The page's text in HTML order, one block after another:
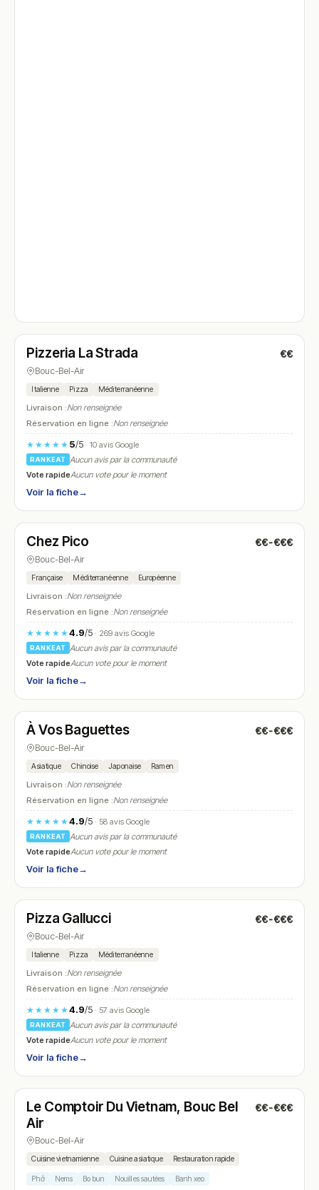
N° 4
Pizzeria La Strada €€
Bouc-Bel-Air
Italienne Pizza Méditerranéenne
Livraison :Non renseignée
Réservation en ligne :Non renseignée
★★★★★ 5/5· 10 avis Google
RANKEAT
Aucun avis par la communauté
Vote rapideAucun vote pour le moment
Voir la fiche→
N° 5
Chez Pico €€-€€€
Bouc-Bel-Air
Française Méditerranéenne Européenne
Livraison :Non renseignée
Réservation en ligne :Non renseignée
★★★★★4.9/5· 269 avis Google
RANKEAT
Aucun avis par la communauté
Vote rapideAucun vote pour le moment
Voir la fiche→
N° 6
À Vos Baguettes €€-€€€
Bouc-Bel-Air
Asiatique Chinoise Japonaise Ramen
Livraison :Non renseignée
Réservation en ligne :Non renseignée
★★★★★4.9/5· 58 avis Google
RANKEAT
Aucun avis par la communauté
Vote rapideAucun vote pour le moment
Voir la fiche→
N° 7
Pizza Gallucci €€-€€€
Bouc-Bel-Air
Italienne Pizza Méditerranéenne
Livraison :Non renseignée
Réservation en ligne :Non renseignée
★★★★★4.9/5· 57 avis Google
RANKEAT
Aucun avis par la communauté
Vote rapideAucun vote pour le moment
Voir la fiche→
N° 8
Le Comptoir Du Vietnam, Bouc Bel
Air
€€-€€€
Bouc-Bel-Air
Cuisine vietnamienne Cuisine asiatique Restauration rapide
Phở Nems Bo bun Nouilles sautées Banh xeo